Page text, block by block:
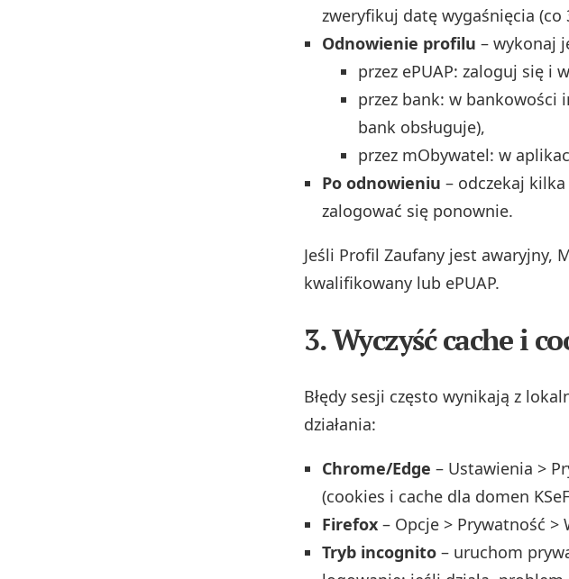
zweryfikuj datę wygaśnięcia (co
Odnowienie profilu – wykonaj
przez ePUAP: zaloguj się i
przez bank: w bankowości
bank obsługuje),
przez mObywatel: w
Po odnowieniu – odczekaj
zalogować się ponownie.
Jeśli Profil Zaufany jest awaryjny,
kwalifikowany lub ePUAP.
3. Wyczyść cache i
Błędy sesji często wynikają z
działania:
Chrome/Edge – Ustawienia >
(cookies i cache dla domen
Firefox – Opcje > Prywatność >
Tryb incognito – uruchom